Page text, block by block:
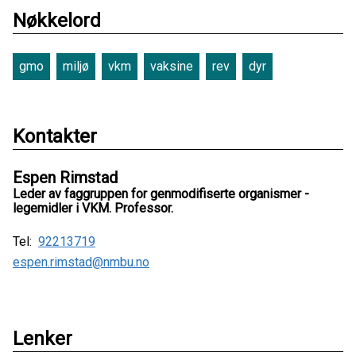
Nøkkelord
gmo miljø vkm vaksine rev dyr
Kontakter
Espen Rimstad
Leder av faggruppen for genmodifiserte organismer -
legemidler i VKM. Professor.
Tel: 92213719
espen.rimstad@nmbu.no
Lenker